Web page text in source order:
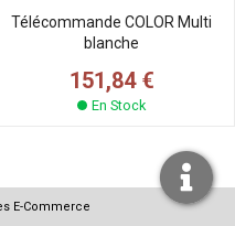
Télécommande COLOR Multi
blanche
151,84 €
En Stock
E-Commerce